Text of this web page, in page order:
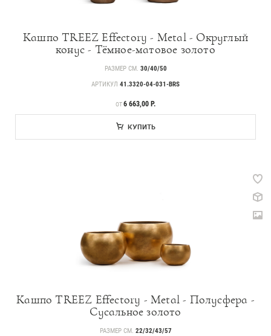
Кашпо TREEZ Effectory - Metal - Округлый
конус - Тёмное-матовое золото
РАЗМЕР СМ. 30/40/50
АРТИКУЛ 41.3320-04-031-BRS
ЦЕНА
ОТ6 663,00 Р.
КУПИТЬ
Кашпо TREEZ Effectory - Metal - Полусфера -
Сусальное золото
РАЗМЕР СМ. 22/32/43/57